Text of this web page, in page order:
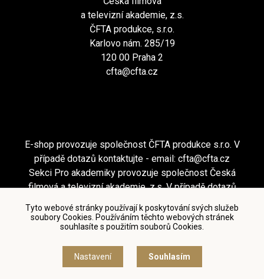
Tyto webové stránky používají k poskytování svých služeb
soubory Cookies. Používáním těchto webových stránek
souhlasíte s použitím souborů Cookies.
Nastavení Souhlasím
a televizní akademie, z.s.
ČFTA produkce, s.r.o.
Karlovo nám. 285/19
120 00 Praha 2
cfta@cfta.cz
E-shop provozuje společnost ČFTA produkce s.r.o. V
případě dotazů kontaktujte - email: cfta@cfta.cz
Sekci Pro akademiky provozuje společnost Česká
filmová a televizní akademie, z.s. V případě dotazů
Podmínky užití a zásady ochrany osobních údajů
Nastavení cookies